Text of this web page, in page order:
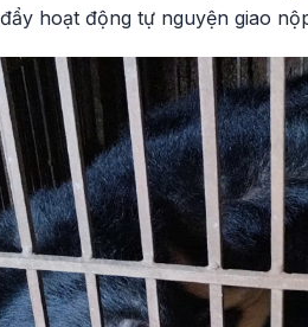
hoạt động tự nguyện giao